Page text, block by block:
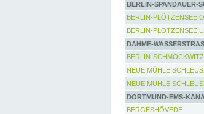
BERLIN-SPANDAUER-
BERLIN-PLÖTZENSEE
BERLIN-PLÖTZENSEE
DAHME-
BERLIN-SCHMÖCKWITZ
NEUE MÜHLE
NEUE MÜHLE
DORTMUND-EMS-
BERGESHÖVEDE